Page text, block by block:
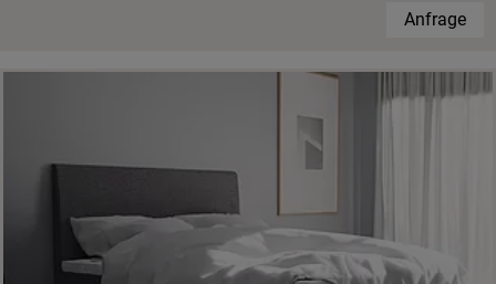
Anfrage